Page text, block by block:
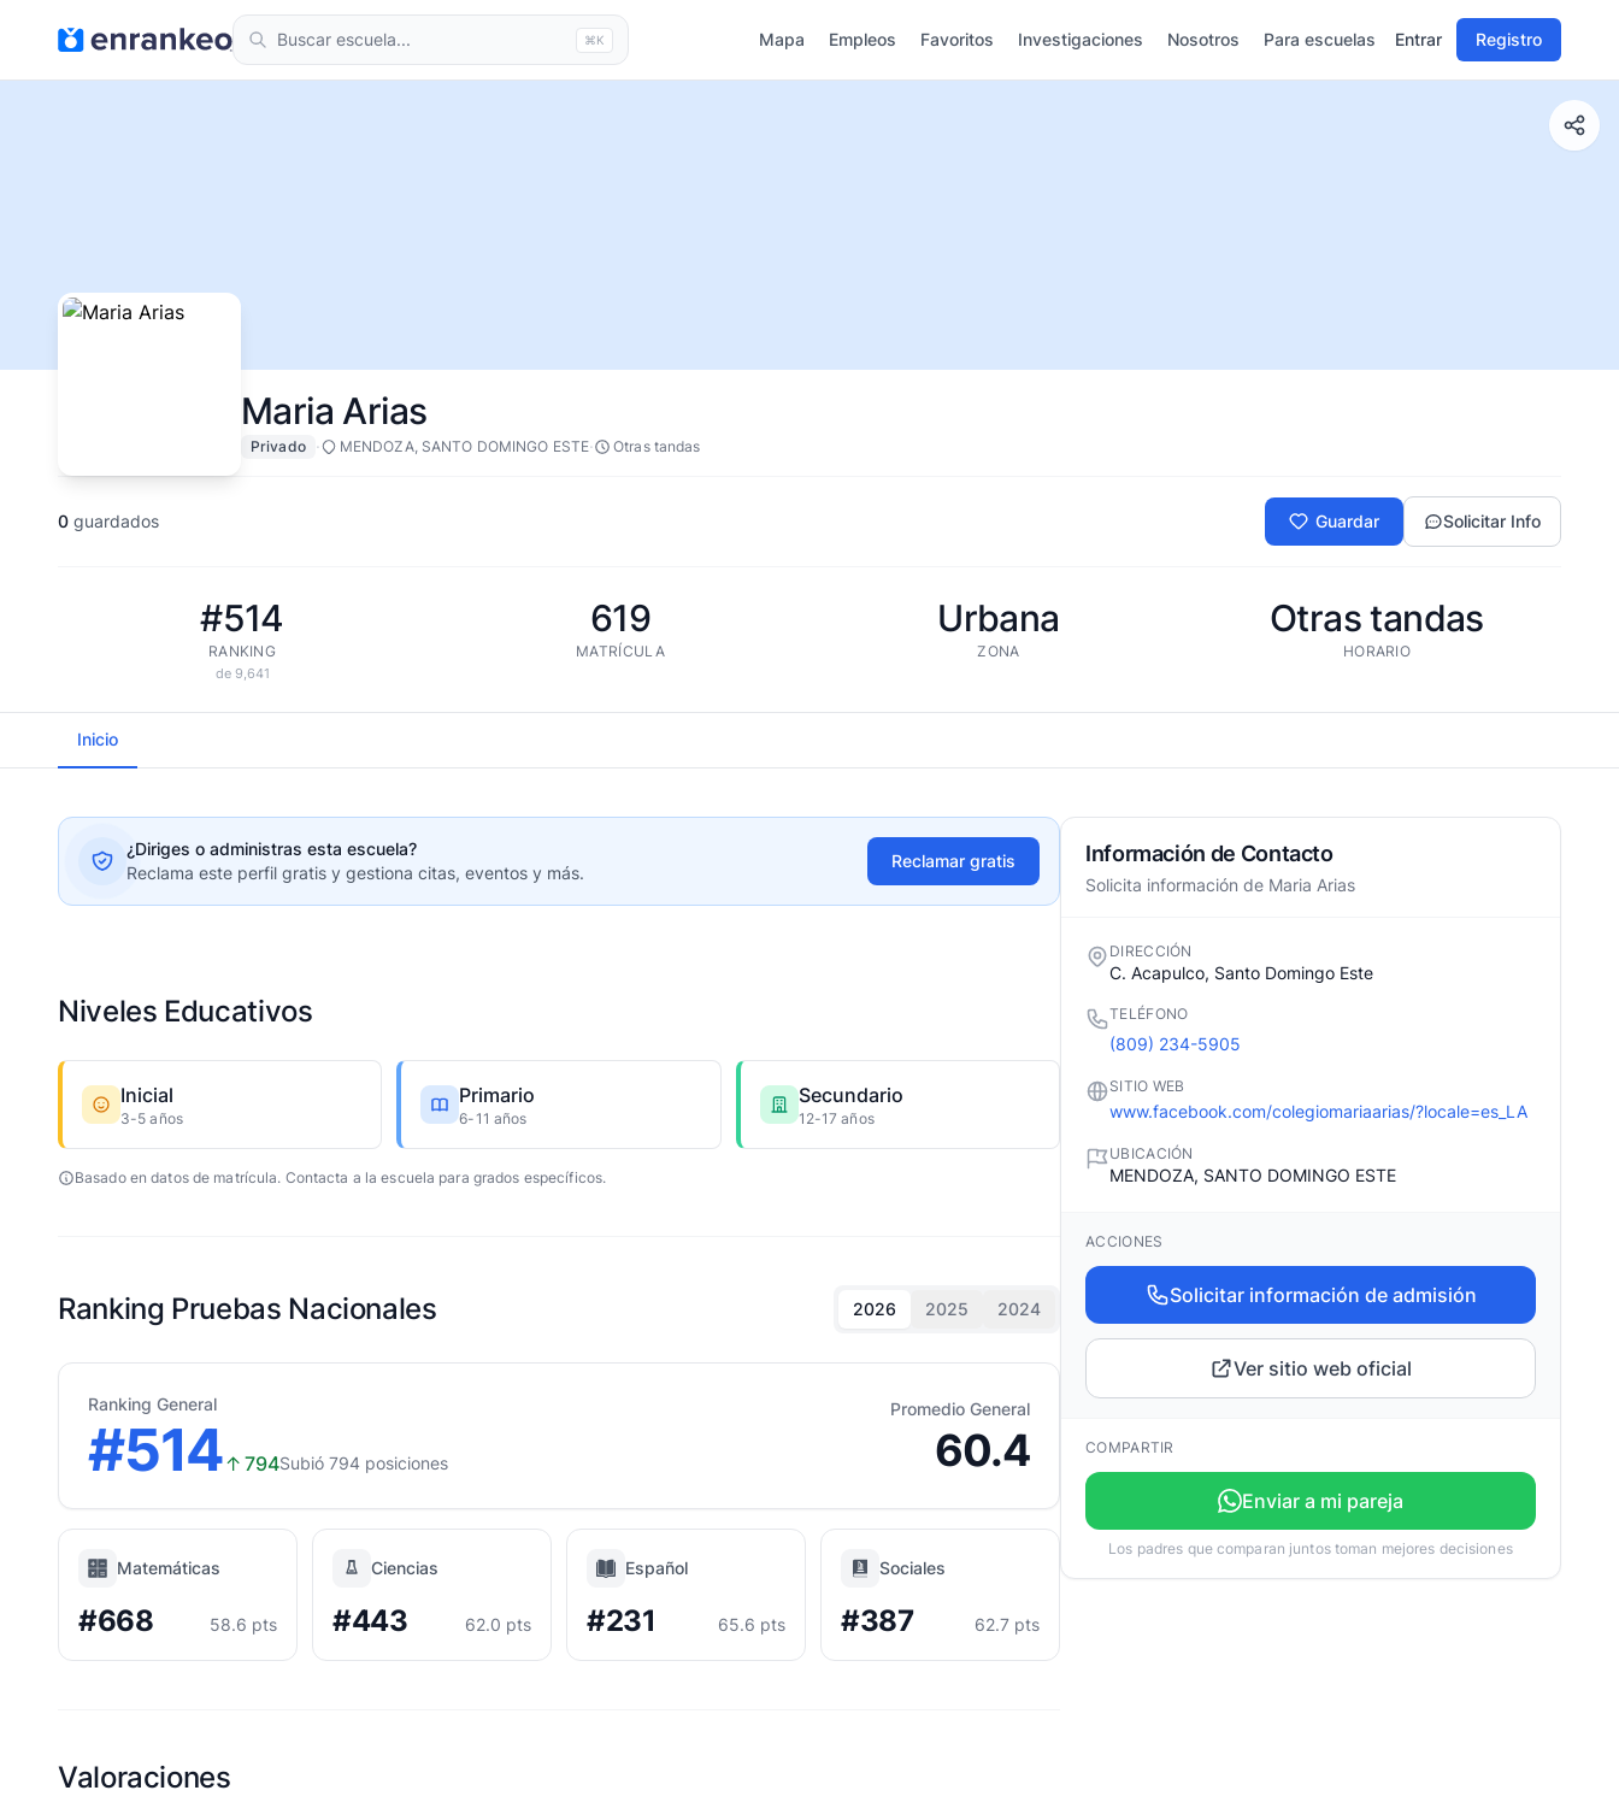
⌘K Mapa Empleos Favoritos Investigaciones Nosotros Para escuelas Entrar Registro
Maria Arias
Privado · MENDOZA, SANTO DOMINGO ESTE· Otras tandas
0 guardados Guardar Solicitar Info
#514
RANKING
de 9,641
619
MATRÍCULA
Urbana
ZONA
Otras tandas
HORARIO
Inicio
¿Diriges o administras esta escuela?
Reclama este perfil gratis y gestiona citas, eventos y más.
Reclamar gratis
Niveles Educativos
Inicial
3-5 años
Primario
6-11 años
Secundario
12-17 años
Basado en datos de matrícula. Contacta a la escuela para grados específicos.
Ranking Pruebas Nacionales 2026 2025 2024
Ranking General
#514↑ 794Subió 794 posiciones
Promedio General
60.4
Matemáticas
#668 58.6 pts
Ciencias
#443 62.0 pts
Español
#231 65.6 pts
Sociales
#387 62.7 pts
Valoraciones
Información de Contacto
Solicita información de Maria Arias
DIRECCIÓN
C. Acapulco, Santo Domingo Este
TELÉFONO
(809) 234-5905
SITIO WEB
www.facebook.com/colegiomariaarias/?locale=es_LA
UBICACIÓN
MENDOZA, SANTO DOMINGO ESTE
ACCIONES
Solicitar información de admisión
Ver sitio web oficial
COMPARTIR
Enviar a mi pareja
Los padres que comparan juntos toman mejores decisiones